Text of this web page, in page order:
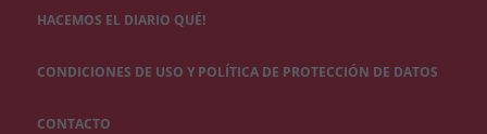
HACEMOS EL DIARIO QUÉ!
CONDICIONES DE USO Y POLÍTICA DE PROTECCIÓN DE DATOS
CONTACTO